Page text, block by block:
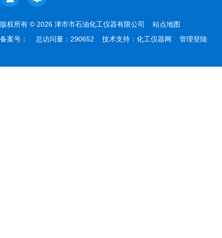
版权所有 © 2026 津市市石油化工仪器有限公司 站点地图
备案号：
总访问量：290652 技术支持： 化工仪器网 管理登陆